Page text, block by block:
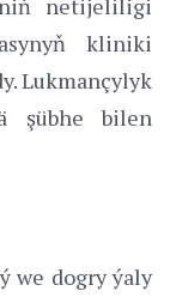
netijeliligi
kliniki
Lukmançylyk
şübhe bilen
we dogry ýaly